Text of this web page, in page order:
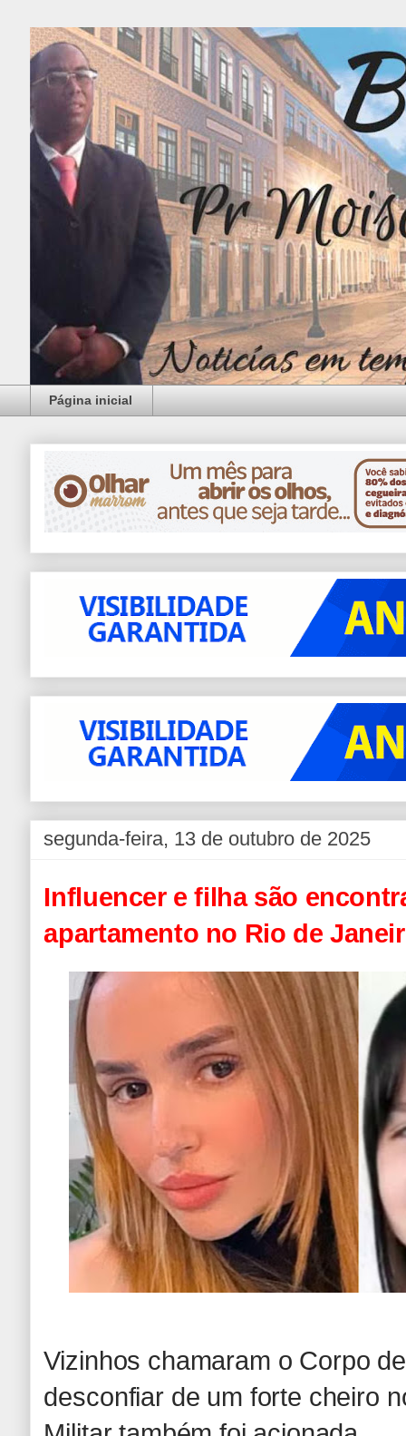
Página inicial
segunda-feira, 13 de outubro de 2025
Influencer e filha são
apartamento no Rio de
Vizinhos chamaram o Corpo
desconfiar de um forte cheiro